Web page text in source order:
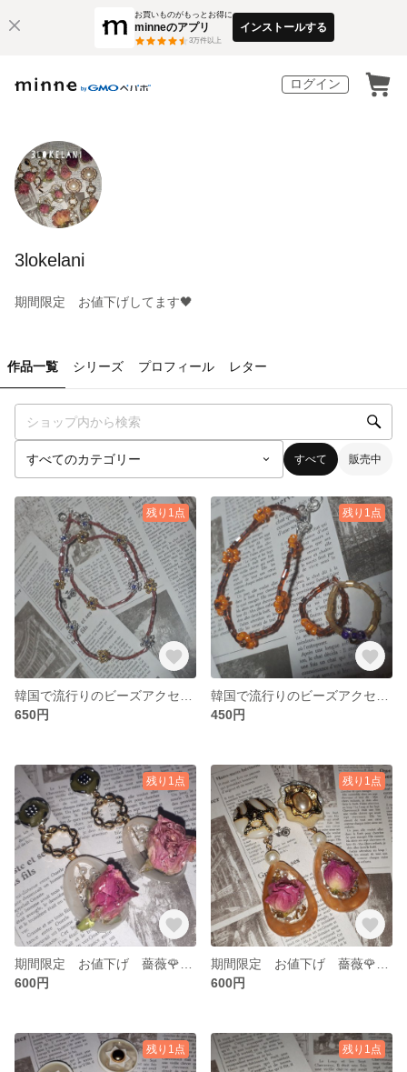
お買いものがもっとお得に
minneのアプリ
3万件以上
インストールする
ログイン
3lokelani
期間限定 お値下げしてます🖤
作品一覧 シリーズ プロフィール レター
すべて 販売中
残り1点
650円
残り1点
450円
残り1点
600円
残り1点
600円
残り1点 残り1点